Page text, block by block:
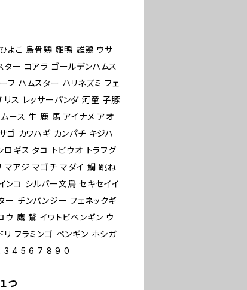
よこ 烏骨鶏 雛鴨 雄鶏 ウサ
ター コアラ ゴールデンハムス
フ ハムスター ハリネズミ フェ
リス レッサーパンダ 河童 子豚
ース 牛 鹿 馬 アイナメ アオ
ゴ カワハギ カンパチ キジハ
ギス タコ トビウオ トラフグ
マアジ マゴチ マダイ 鯛 跳ね
ンコ シルバー文鳥 セキセイイ
チンパンジー フェネックギ
鷹 鷲 イワトビペンギン ウ
フラミンゴ ペンギン ホシガ
2 3 4 5 6 7 8 9 0
つ